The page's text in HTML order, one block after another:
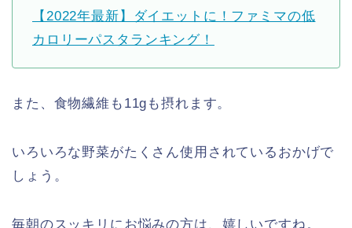
【2022年最新】ダイエットに！ファミマの低
カロリーパスタランキング！
また、食物繊維も11gも摂れます。
いろいろな野菜がたくさん使用されているおかげで
しょう。
毎朝のスッキリにお悩みの方は、嬉しいですね。